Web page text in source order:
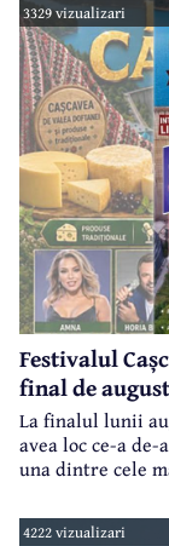
3329 vizualizari
Festivalul
final de august
La finalul lunii
avea loc ce-a
una dintre cele
4222 vizualizari